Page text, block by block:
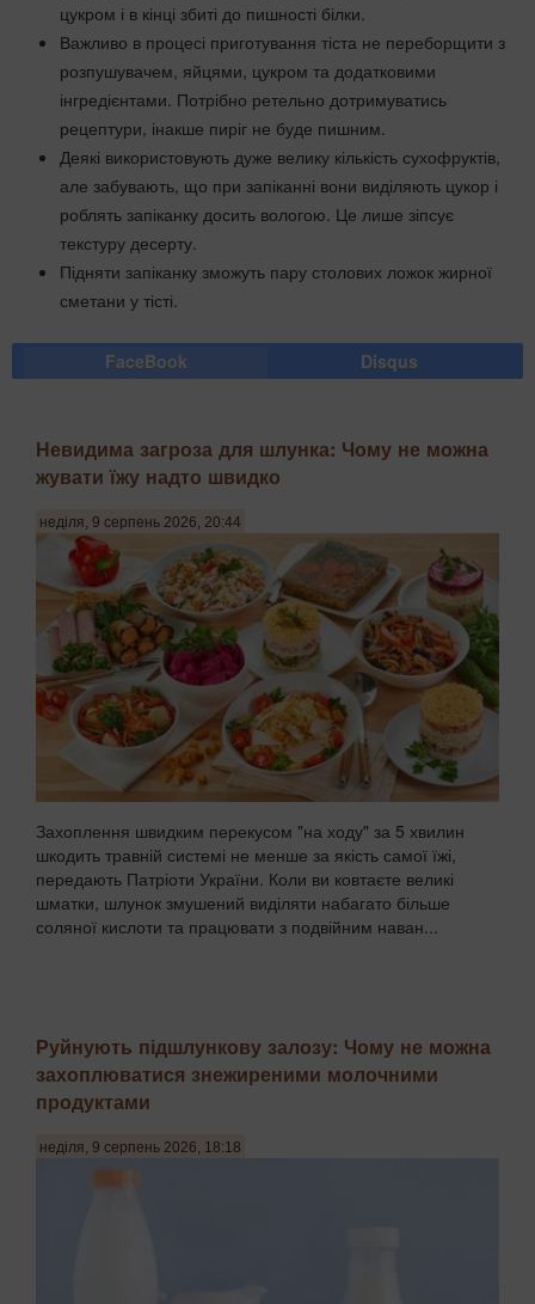
цукром і в кінці збиті до пишності білки.
Важливо в процесі приготування тіста не переборщити з
розпушувачем, яйцями, цукром та додатковими
інгредієнтами. Потрібно ретельно дотримуватись
рецептури, інакше пиріг не буде пишним.
Деякі використовують дуже велику кількість сухофруктів,
але забувають, що при запіканні вони виділяють цукор і
роблять запіканку досить вологою. Це лише зіпсує
текстуру десерту.
Підняти запіканку зможуть пару столових ложок жирної
сметани у тісті.
FaceBook Disqus
Невидима загроза для шлунка: Чому не можна
жувати їжу надто швидко
неділя, 9 серпень 2026, 20:44
Захоплення швидким перекусом "на ходу" за 5 хвилин
шкодить травній системі не менше за якість самої їжі,
передають Патріоти України. Коли ви ковтаєте великі
шматки, шлунок змушений виділяти набагато більше
соляної кислоти та працювати з подвійним наван...
Руйнують підшлункову залозу: Чому не можна
захоплюватися знежиреними молочними
продуктами
неділя, 9 серпень 2026, 18:18